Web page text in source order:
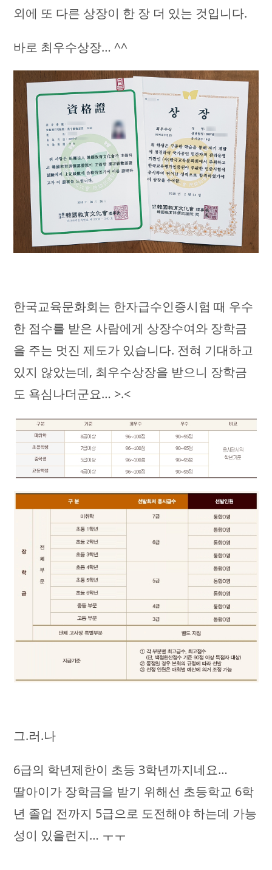
외에 또 다른 상장이 한 장 더 있는 것입니다.
바로 최우수상장… ^^
한국교육문화회는 한자급수인증시험 때 우수
한 점수를 받은 사람에게 상장수여와 장학금
을 주는 멋진 제도가 있습니다. 전혀 기대하고
있지 않았는데, 최우수상장을 받으니 장학금
도 욕심나더군요… >.<
그.러.나
6급의 학년제한이 초등 3학년까지네요…
딸아이가 장학금을 받기 위해선 초등학교 6학
년 졸업 전까지 5급으로 도전해야 하는데 가능
성이 있을런지… ㅜㅜ